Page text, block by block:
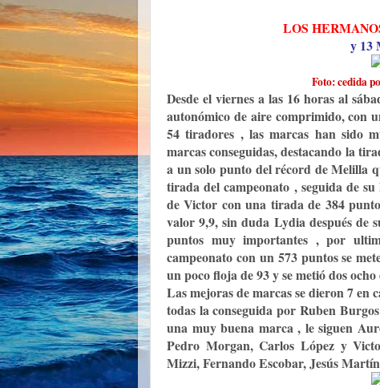
LOS
y 13
Foto: cedida
Desde el viernes a las 16 horas al
autonómico de aire comprimido, con
54 tiradores , las marcas han sido
marcas conseguidas, destacando la
a un solo punto del récord de Melilla
tirada del campeonato , seguida de
de Victor con una tirada de 384
valor 9,9, sin duda Lydia después de
puntos muy importantes , por
campeonato con un 573 puntos se
un poco floja de 93 y se metió dos
Las mejoras de marcas se dieron 7 en
todas la conseguida por Ruben
una muy buena marca , le siguen
Pedro Morgan, Carlos López y
Mizzi, Fernando Escobar, Jesús